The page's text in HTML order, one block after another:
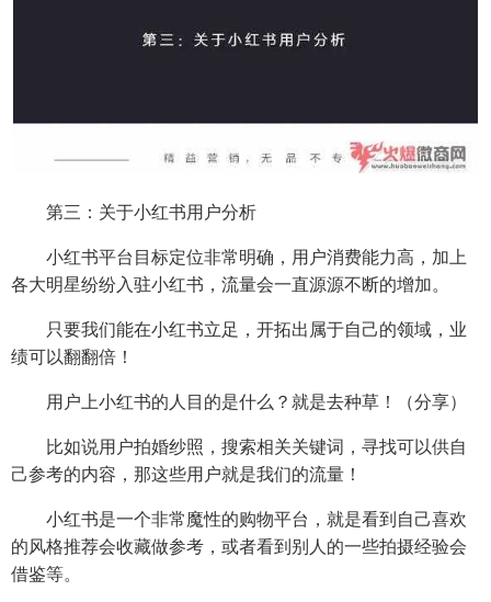
第三：关于小红书用户分析
小红书平台目标定位非常明确，用户消费能力高，加上
各大明星纷纷入驻小红书，流量会一直源源不断的增加。
只要我们能在小红书立足，开拓出属于自己的领域，业
绩可以翻翻倍！
用户上小红书的人目的是什么？就是去种草！（分享）
比如说用户拍婚纱照，搜索相关关键词，寻找可以供自
己参考的内容，那这些用户就是我们的流量！
小红书是一个非常魔性的购物平台，就是看到自己喜欢
的风格推荐会收藏做参考，或者看到别人的一些拍摄经验会
借鉴等。